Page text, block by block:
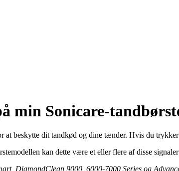
min Sonicare-
at beskytte dit tandkød og dine tænder. Hvis du
kan dette være et eller flere af disse
DiamondClean 9000, 6000-7000 Series og